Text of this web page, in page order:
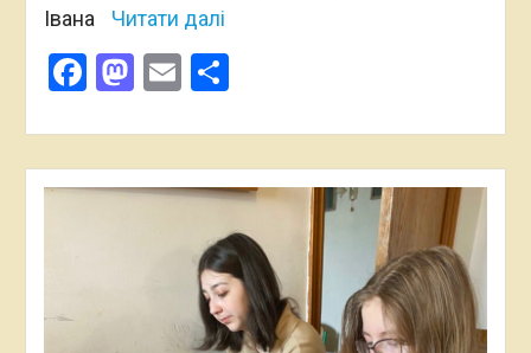
Івана
Читати далі
Facebook
Mastodon
EmailПоділитися